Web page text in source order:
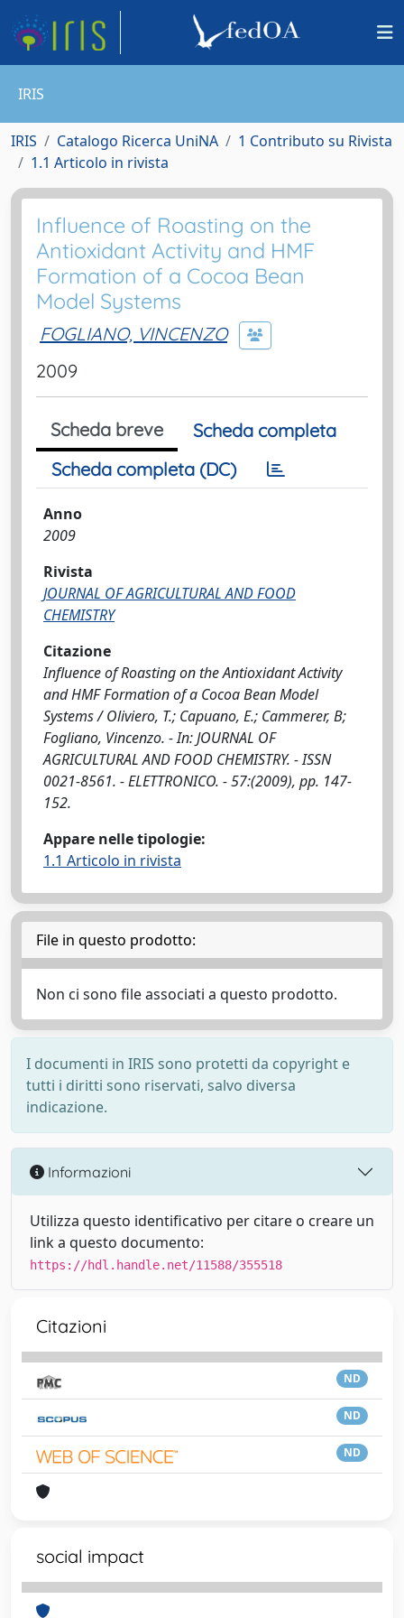
IRIS
IRIS Catalogo Ricerca UniNA
1 Contributo su Rivista
1.1 Articolo in rivista
Influence of Roasting on the
Antioxidant Activity and HMF
Formation of a Cocoa Bean
Model Systems
FOGLIANO, VINCENZO
2009
Scheda breve
Scheda completa
Scheda completa (DC)
Anno
2009
Rivista
JOURNAL OF AGRICULTURAL AND FOOD
CHEMISTRY
Citazione
Influence of Roasting on the Antioxidant Activity
and HMF Formation of a Cocoa Bean Model
Systems / Oliviero, T.; Capuano, E.; Cammerer, B;
Fogliano, Vincenzo. - In: JOURNAL OF
AGRICULTURAL AND FOOD CHEMISTRY. - ISSN
0021-8561. - ELETTRONICO. - 57:(2009), pp. 147-
152.
Appare nelle tipologie:
1.1 Articolo in rivista
File in questo prodotto:
Non ci sono file associati a questo prodotto.
I documenti in IRIS sono protetti da copyright e
tutti i diritti sono riservati, salvo diversa
indicazione.
Informazioni
Utilizza questo identificativo per citare o creare un
link a questo documento:
https://hdl.handle.net/11588/355518
Citazioni
ND
ND
ND
social impact